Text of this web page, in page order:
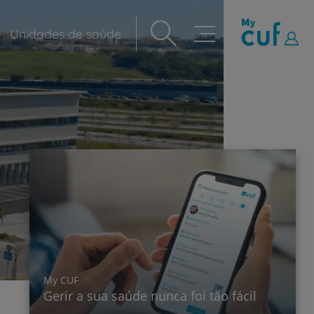
Navegação
principal
Unidades de saúde
My CUF
Gerir a sua saúde nunca foi tão fácil